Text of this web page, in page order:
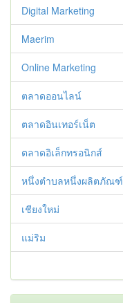
Digital Marketing
Maerim
Online Marketing
ตลาดออนไลน์
ตลาดอินเทอร์เน็ต
ตลาดอิเล็กทรอนิกส์
หนึ่งตำบลหนึ่งผลิตภัณฑ์
เชียงใหม่
แม่ริม